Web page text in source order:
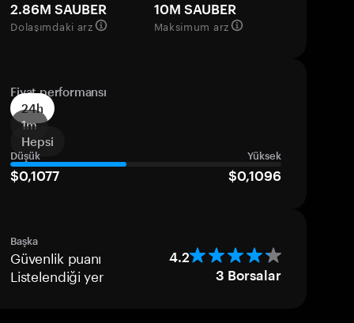
2.86M SAUBER
Dolaşımdaki arz
10M SAUBER
Maksimum arz
Fiyat performansı
24h
1m
Hepsi
Düşük Yüksek
$0,1077 $0,1096
Başka
Güvenlik puanı 4.2
Listelendiği yer 3 Borsalar